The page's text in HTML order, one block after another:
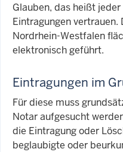
Glauben, das heißt
Eintragungen vertrauen.
Nordrhein-Westfalen
elektronisch geführt.
Eintragungen im
Für diese muss
Notar aufgesucht
die Eintragung oder
beglaubigte oder